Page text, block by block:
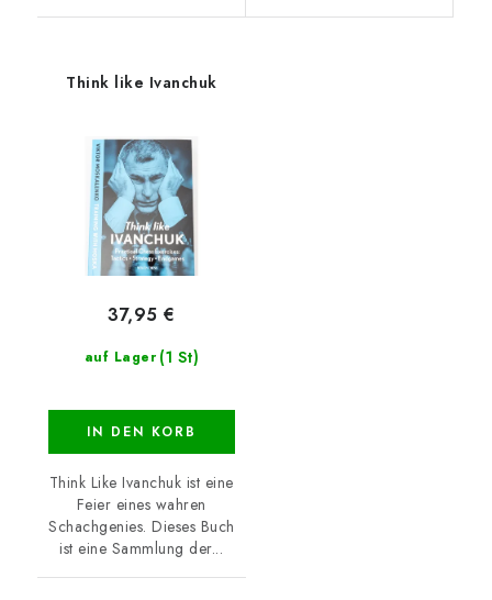
Think like Ivanchuk
auf Lager (1 St)
37,95 €
IN DEN KORB
Think Like Ivanchuk ist eine
Feier eines wahren
Schachgenies. Dieses Buch
ist eine Sammlung der...